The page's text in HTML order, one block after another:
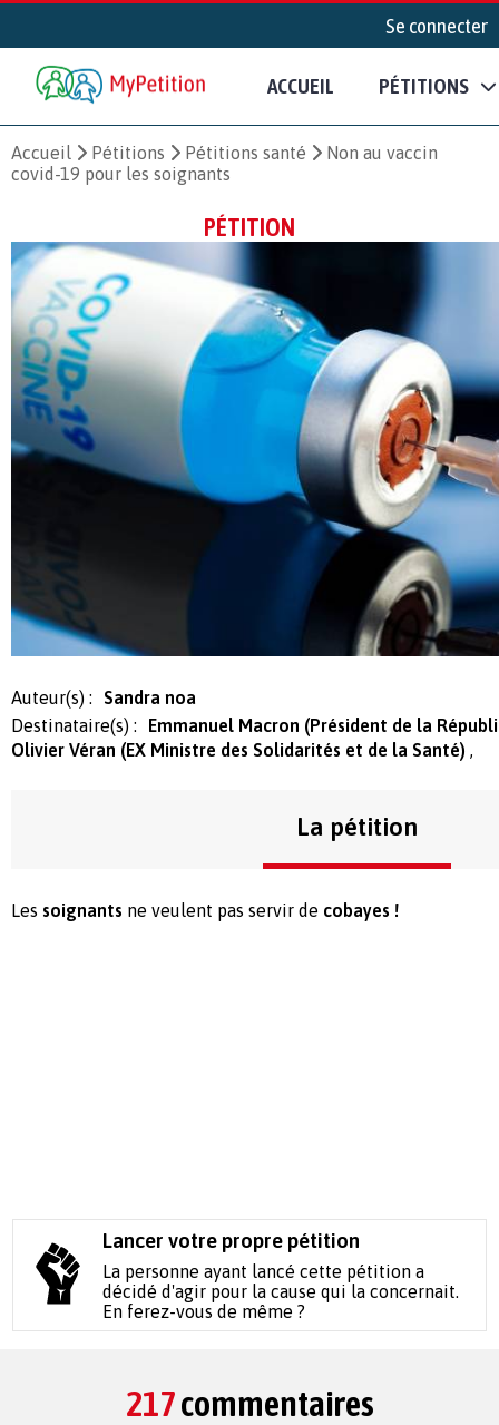
Se connecter
ACCUEIL PÉTITIONS
Accueil Pétitions Pétitions santé
Non au vaccin
covid-19 pour les soignants
PÉTITION
Auteur(s) :
Sandra noa
Destinataire(s) :
Emmanuel Macron (Président de la
Olivier Véran (EX Ministre des Solidarités et de la Santé)
La pétition
Les soignants ne veulent pas servir de cobayes !
Lancer votre propre pétition
La personne ayant lancé cette pétition a
décidé d'agir pour la cause qui la concernait.
En ferez-vous de même ?
217commentaires